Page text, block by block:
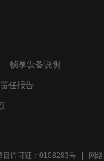
帧享设备说明
任报告
目许可证：0108283号 网